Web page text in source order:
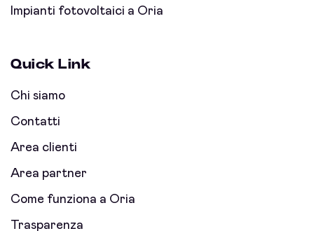
Impianti fotovoltaici a Oria
Quick Link
Chi siamo
Contatti
Area clienti
Area partner
Come funziona a Oria
Trasparenza